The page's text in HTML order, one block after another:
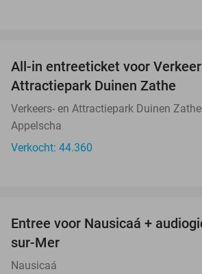
All-in entreeticket voor
Attractiepark Duinen Zathe
Verkeers- en Attractiepark Duinen Zathe
Appelscha
Verkocht: 44.360
Entree voor Nausicaá +
sur-Mer
Nausicaá